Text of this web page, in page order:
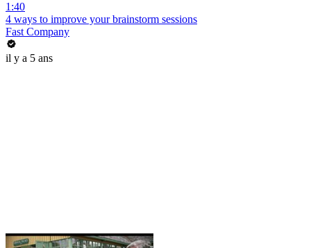
1:40
4 ways to improve your brainstorm sessions
Fast Company
il y a 5 ans